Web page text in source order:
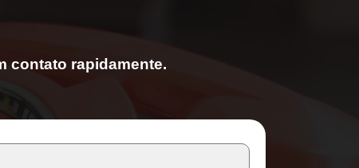
contato rapidamente.